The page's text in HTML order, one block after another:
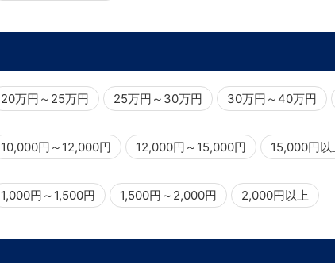
20万円～25万円 25万円～30万円 30万円～40万円
10,000円～12,000円 12,000円～15,000円 15,000円以
1,000円～1,500円 1,500円～2,000円 2,000円以上